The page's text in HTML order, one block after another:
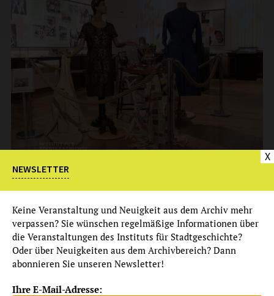
Führung
im Rahmen des Museumsuferfestes 2022
mehr
15:00 Uhr
X
NEWSLETTER
Keine Veranstaltung und Neuigkeit aus dem Archiv mehr
verpassen? Sie wünschen regelmäßige Informationen über
die Veranstaltungen des Instituts für Stadtgeschichte?
Oder über Neuigkeiten aus dem Archivbereich? Dann
abonnieren Sie unseren Newsletter!
Ihre E-Mail-Adresse: